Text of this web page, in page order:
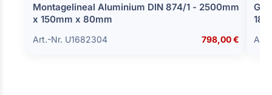
Montagelineal Aluminium DIN 874/1 - 2500mm
x 150mm x 80mm
Art.-Nr. U1682304 798,00 €